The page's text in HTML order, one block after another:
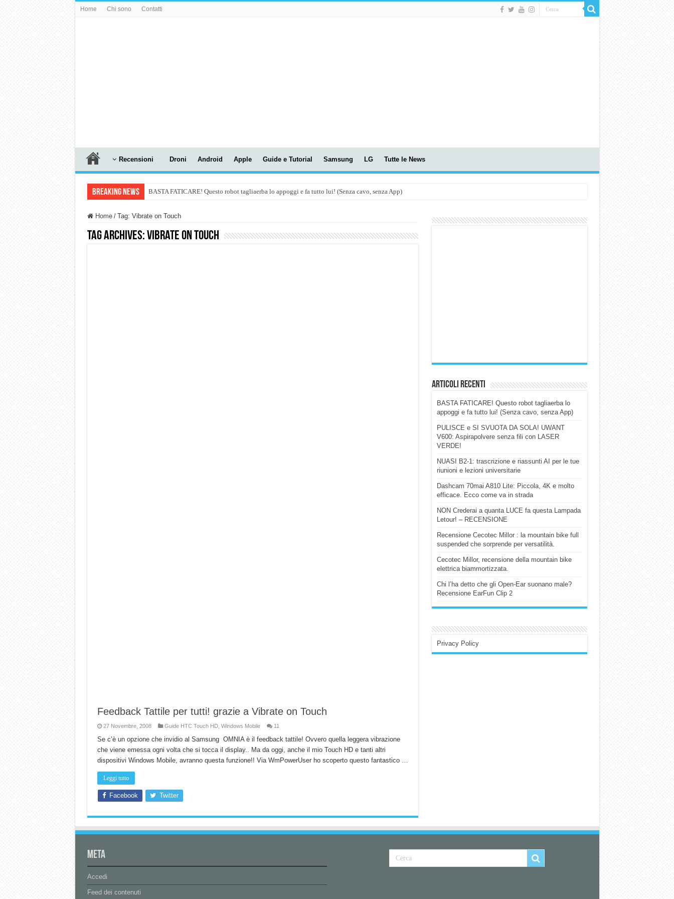
Home Chi sono Contatti
Recensioni Droni Android Apple Guide e Tutorial Samsung LG Tutte le News
Breaking News BASTA FATICARE! Questo robot tagliaerba lo appoggi e fa tutto lui! (Senza cavo, senza App)
Dashcam 70mai A810 Lite: Piccola, 4K e molto efficace. Ecco come va in strada
Home / Tag: Vibrate on Touch
Tag Archives:Vibrate on Touch
Feedback Tattile per tutti! grazie a Vibrate on Touch
27 Novembre, 2008 Guide HTC Touch HD, Windows Mobile 11
Se c’è un opzione che invidio al Samsung OMNIA è il feedback tattile! Ovvero quella leggera vibrazione
che viene emessa ogni volta che si tocca il display.. Ma da oggi, anche il mio Touch HD e tanti altri
dispositivi Windows Mobile, avranno questa funzione!! Via WmPowerUser ho scoperto questo fantastico …
Leggi tutto
Facebook Twitter
Articoli Recenti
BASTA FATICARE! Questo robot tagliaerba lo
appoggi e fa tutto lui! (Senza cavo, senza App)
PULISCE e SI SVUOTA DA SOLA! UWANT
V600: Aspirapolvere senza fili con LASER
VERDE!
NUASI B2-1: trascrizione e riassunti AI per le tue
riunioni e lezioni universitarie
Dashcam 70mai A810 Lite: Piccola, 4K e molto
efficace. Ecco come va in strada
NON Crederai a quanta LUCE fa questa Lampada
Letour! – RECENSIONE
Recensione Cecotec Millor : la mountain bike full
suspended che sorprende per versatilità.
Cecotec Millor, recensione della mountain bike
elettrica biammortizzata.
Chi l’ha detto che gli Open-Ear suonano male?
Recensione EarFun Clip 2
Privacy Policy
Meta
Accedi
Feed dei contenuti